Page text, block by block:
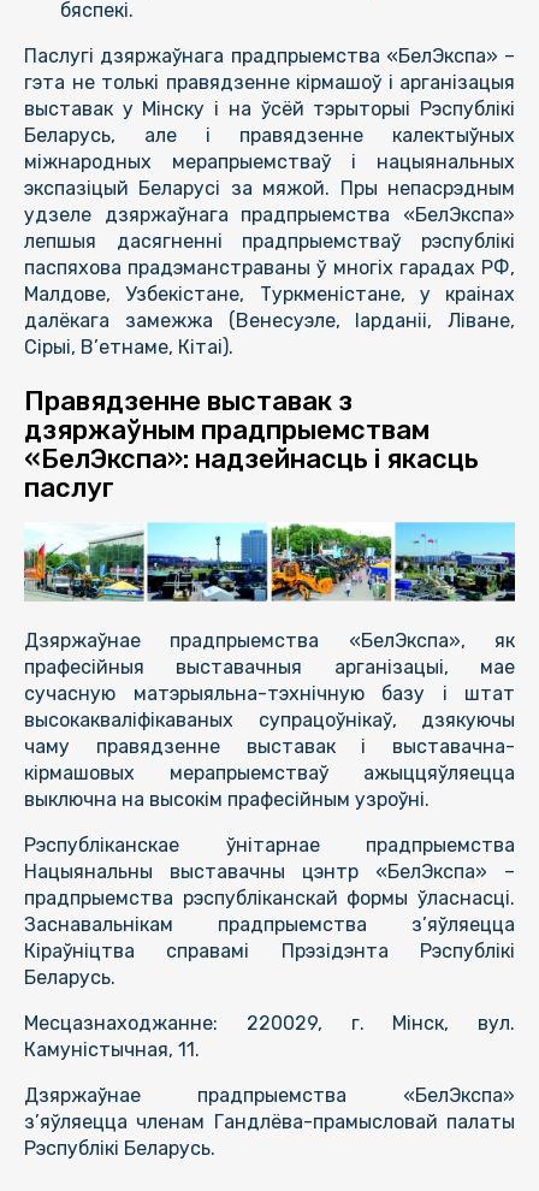
бяспекі.
Паслугі дзяржаўнага прадпрыемства «БелЭкспа» –
гэта не толькі правядзенне кірмашоў і арганізацыя
выставак у Мінску і на ўсёй тэрыторыі Рэспублікі
Беларусь, але і правядзенне калектыўных
міжнародных мерапрыемстваў і нацыянальных
экспазіцый Беларусі за мяжой. Пры непасрэдным
удзеле дзяржаўнага прадпрыемства «БелЭкспа»
лепшыя дасягненні прадпрыемстваў рэспублікі
паспяхова прадэманстраваны ў многіх гарадах РФ,
Малдове, Узбекістане, Туркменістане, у краінах
далёкага замежжа (Венесуэле, Іарданіі, Ліване,
Сірыі, В’етнаме, Кітаі).
Правядзенне выставак з
дзяржаўным прадпрыемствам
«БелЭкспа»: надзейнасць і якасць
паслуг
Дзяржаўнае прадпрыемства «БелЭкспа», як
прафесійныя выставачныя арганізацыі, мае
сучасную матэрыяльна-тэхнічную базу і штат
высокакваліфікаваных супрацоўнікаў, дзякуючы
чаму правядзенне выставак і выставачна-
кірмашовых мерапрыемстваў ажыццяўляецца
выключна на высокім прафесійным узроўні.
Рэспубліканскае ўнітарнае прадпрыемства
Нацыянальны выставачны цэнтр «БелЭкспа» –
прадпрыемства рэспубліканскай формы ўласнасці.
Заснавальнікам прадпрыемства з’яўляецца
Кіраўніцтва справамі Прэзідэнта Рэспублікі
Беларусь.
Месцазнаходжанне: 220029, г. Мінск, вул.
Камуністычная, 11.
Дзяржаўнае прадпрыемства «БелЭкспа»
з’яўляецца членам Гандлёва-прамысловай палаты
Рэспублікі Беларусь.